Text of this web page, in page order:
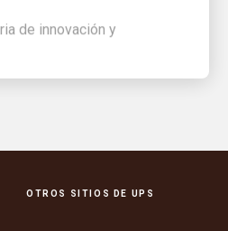
de innovación y
OTROS SITIOS DE UPS